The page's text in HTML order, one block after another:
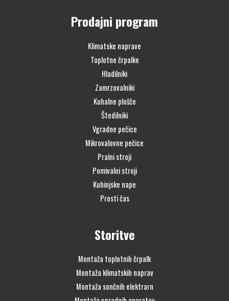
Prodajni program
Klimatske naprave
Toplotne črpalke
Hladilniki
Zamrzovalniki
Kuhalne plošče
Štedilniki
Vgradne pečice
Mikrovalovne pečice
Pralni stroji
Pomivalni stroji
Kuhinjske nape
Prosti čas
Storitve
Montaža toplotnih črpalk
Montaža klimatskih naprav
Montaža sončnih elektrarn